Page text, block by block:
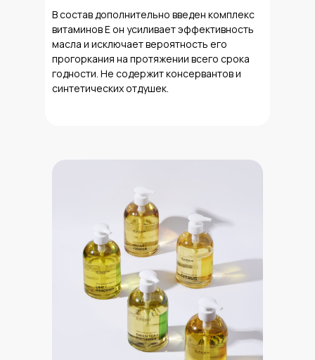
В состав дополнительно введен комплекс
витаминов Е он усиливает эффективность
масла и исключает вероятность его
прогоркания на протяжении всего срока
годности. Не содержит консервантов и
синтетических отдушек.